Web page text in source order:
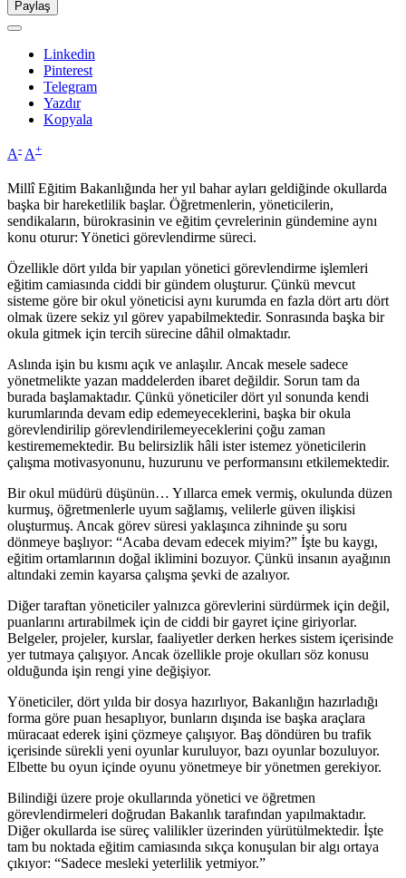
Paylaş
Linkedin
Pinterest
Telegram
Yazdır
Kopyala
A- A+
Millî Eğitim Bakanlığında her yıl bahar ayları geldiğinde okullarda
başka bir hareketlilik başlar. Öğretmenlerin, yöneticilerin,
sendikaların, bürokrasinin ve eğitim çevrelerinin gündemine aynı
konu oturur: Yönetici görevlendirme süreci.
Özellikle dört yılda bir yapılan yönetici görevlendirme işlemleri
eğitim camiasında ciddi bir gündem oluşturur. Çünkü mevcut
sisteme göre bir okul yöneticisi aynı kurumda en fazla dört artı dört
olmak üzere sekiz yıl görev yapabilmektedir. Sonrasında başka bir
okula gitmek için tercih sürecine dâhil olmaktadır.
Aslında işin bu kısmı açık ve anlaşılır. Ancak mesele sadece
yönetmelikte yazan maddelerden ibaret değildir. Sorun tam da
burada başlamaktadır. Çünkü yöneticiler dört yıl sonunda kendi
kurumlarında devam edip edemeyeceklerini, başka bir okula
görevlendirilip görevlendirilemeyeceklerini çoğu zaman
kestirememektedir. Bu belirsizlik hâli ister istemez yöneticilerin
çalışma motivasyonunu, huzurunu ve performansını etkilemektedir.
Bir okul müdürü düşünün… Yıllarca emek vermiş, okulunda düzen
kurmuş, öğretmenlerle uyum sağlamış, velilerle güven ilişkisi
oluşturmuş. Ancak görev süresi yaklaşınca zihninde şu soru
dönmeye başlıyor: “Acaba devam edecek miyim?” İşte bu kaygı,
eğitim ortamlarının doğal iklimini bozuyor. Çünkü insanın ayağının
altındaki zemin kayarsa çalışma şevki de azalıyor.
Diğer taraftan yöneticiler yalnızca görevlerini sürdürmek için değil,
puanlarını artırabilmek için de ciddi bir gayret içine giriyorlar.
Belgeler, projeler, kurslar, faaliyetler derken herkes sistem içerisinde
yer tutmaya çalışıyor. Ancak özellikle proje okulları söz konusu
olduğunda işin rengi yine değişiyor.
Yöneticiler, dört yılda bir dosya hazırlıyor, Bakanlığın hazırladığı
forma göre puan hesaplıyor, bunların dışında ise başka araçlara
müracaat ederek işini çözmeye çalışıyor. Baş döndüren bu trafik
içerisinde sürekli yeni oyunlar kuruluyor, bazı oyunlar bozuluyor.
Elbette bu oyun içinde oyunu yönetmeye bir yönetmen gerekiyor.
Bilindiği üzere proje okullarında yönetici ve öğretmen
görevlendirmeleri doğrudan Bakanlık tarafından yapılmaktadır.
Diğer okullarda ise süreç valilikler üzerinden yürütülmektedir. İşte
tam bu noktada eğitim camiasında sıkça konuşulan bir algı ortaya
çıkıyor: “Sadece mesleki yeterlilik yetmiyor.”